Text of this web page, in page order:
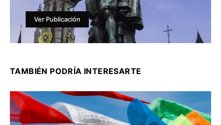
Ver Publicación
TAMBIÉN PODRÍA INTERESARTE